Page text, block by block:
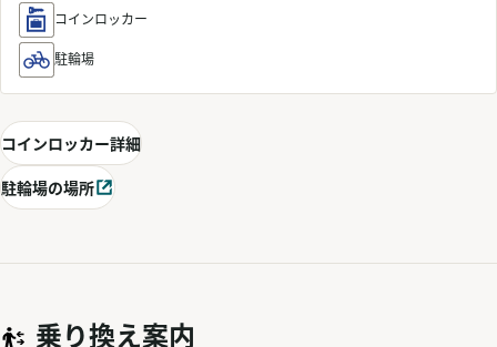
コインロッカー
駐輪場
コインロッカー詳細
駐輪場の場所別ウィンドウで開く
乗り換え案内